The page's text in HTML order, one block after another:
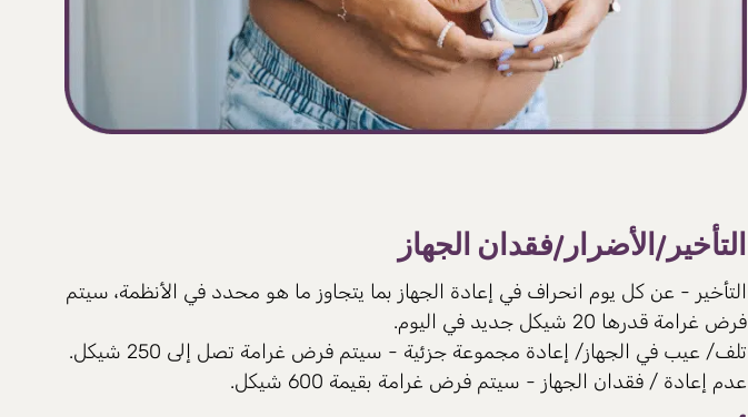
التأخير/الأضرار/فقدان الجهاز
التأخير - عن كل يوم انحراف في إعادة الجهاز بما يتجاوز ما هو محدد في الأنظمة، سيتم
فرض غرامة قدرها 20 شيكل جديد في اليوم.
تلف/ عيب في الجهاز/ إعادة مجموعة جزئية - سيتم فرض غرامة تصل إلى 250 شيكل.
عدم إعادة / فقدان الجهاز - سيتم فرض غرامة بقيمة 600 شيكل.